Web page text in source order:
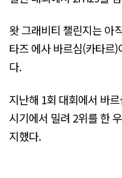
왓 그래비티 챌린지는 아
타즈 에사 바르심(카타르
다.
지난해 1회 대회에서 바
시기에서 밀려 2위를 한
지했다.